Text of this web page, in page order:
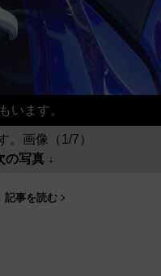
います。
。画像（1/7）
の写真 ↓
記事を読む